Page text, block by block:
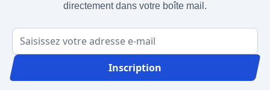
directement dans votre boîte mail.
Adresse email
Inscription